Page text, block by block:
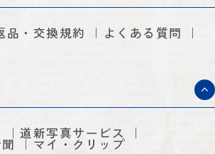
品・交換規約 よくある質問
道新写真サービス
マイ・クリップ